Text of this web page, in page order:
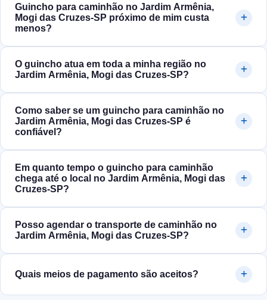
Guincho para caminhão no Jardim Armênia,
Mogi das Cruzes‑SP próximo de mim custa
menos?
O guincho atua em toda a minha região no
Jardim Armênia, Mogi das Cruzes‑SP?
Como saber se um guincho para caminhão no
Jardim Armênia, Mogi das Cruzes‑SP é
confiável?
Em quanto tempo o guincho para caminhão
chega até o local no Jardim Armênia, Mogi das
Cruzes‑SP?
Posso agendar o transporte de caminhão no
Jardim Armênia, Mogi das Cruzes‑SP?
Quais meios de pagamento são aceitos?